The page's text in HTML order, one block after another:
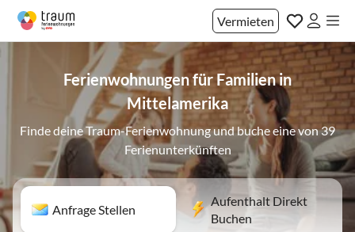
Vermieten
Ferienwohnungen für Familien in
Mittelamerika
Finde deine Traum-Ferienwohnung und buche eine von 39
Ferienunterkünften
Anfrage Stellen
Aufenthalt Direkt
Buchen